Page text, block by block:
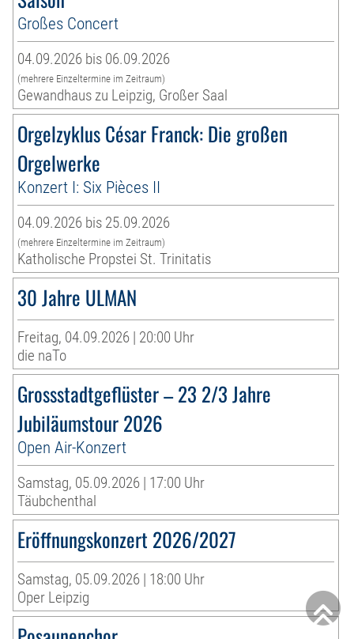
Großes Concert
04.09.2026 bis 06.09.2026
(mehrere Einzeltermine im Zeitraum)
Gewandhaus zu Leipzig, Großer Saal
Orgelzyklus César Franck: Die großen
Orgelwerke
Konzert I: Six Pièces II
04.09.2026 bis 25.09.2026
(mehrere Einzeltermine im Zeitraum)
Katholische Propstei St. Trinitatis
30 Jahre ULMAN
Freitag, 04.09.2026 | 20:00 Uhr
die naTo
Grossstadtgeflüster – 23 2/3 Jahre
Jubiläumstour 2026
Open Air-Konzert
Samstag, 05.09.2026 | 17:00 Uhr
Täubchenthal
Eröffnungskonzert 2026/2027
Samstag, 05.09.2026 | 18:00 Uhr
Oper Leipzig